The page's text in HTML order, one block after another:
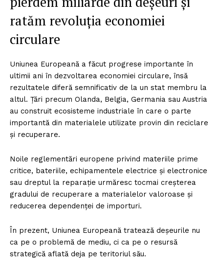
ratăm revoluția economiei
circulare
Uniunea Europeană a făcut progrese importante în
ultimii ani în dezvoltarea economiei circulare, însă
rezultatele diferă semnificativ de la un stat membru la
altul. Țări precum Olanda, Belgia, Germania sau Austria
au construit ecosisteme industriale în care o parte
importantă din materialele utilizate provin din reciclare
și recuperare.
Noile reglementări europene privind materiile prime
critice, bateriile, echipamentele electrice și electronice
sau dreptul la reparație urmăresc tocmai creșterea
gradului de recuperare a materialelor valoroase și
reducerea dependenței de importuri.
În prezent, Uniunea Europeană tratează deșeurile nu
ca pe o problemă de mediu, ci ca pe o resursă
strategică aflată deja pe teritoriul său.